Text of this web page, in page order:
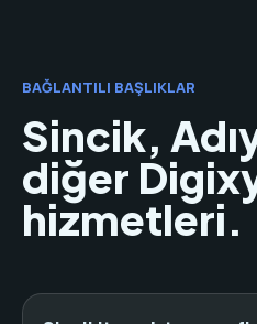
BAĞLANTILI BAŞLIKLAR
Sincik,
diğer
hizmetleri.